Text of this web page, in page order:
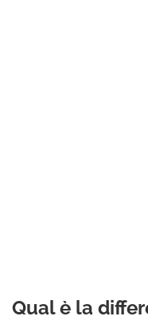
Qual è la